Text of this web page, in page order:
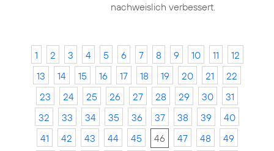
nachweislich verbessert.
1 2 3 4 5 6 7 8 9 10 11
12
13
14 15 16 17 18 19 20 21
22
23
24 25 26 27 28 29 30
31
32
33 34 35 36 37 38 39
40
41
42 43 44 45 46 47 48
49